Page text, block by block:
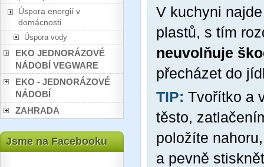
Úspora energií v
domácnosti
Úspora vody
EKO JEDNORÁZOVÉ
NÁDOBÍ VEGWARE
EKO - JEDNORÁZOVÉ
NÁDOBÍ
ZAHRADA
Jsme na Facebooku
V kuchyni
plastů, s tím
neuvolňuje
přecházet do
TIP: Tvořítko a
těsto,
položíte
a pevně